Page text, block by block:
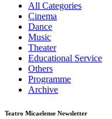
All Categories
Cinema
Dance
Music
Theater
Educational Service
Others
Programme
Archive
Teatro Micaelense Newsletter